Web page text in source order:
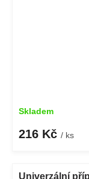
Skladem
216 Kč / ks
Univerzální